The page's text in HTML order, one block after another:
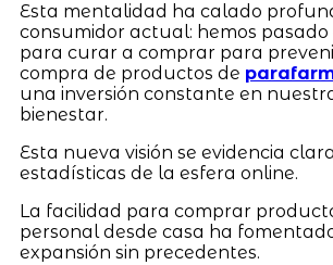
Esta mentalidad ha calado
consumidor actual: hemos
para curar a comprar para
compra de productos de
una inversión constante en
bienestar.
Esta nueva visión se evidencia
estadísticas de la esfera online.
La facilidad para comprar
personal desde casa ha
expansión sin precedentes.